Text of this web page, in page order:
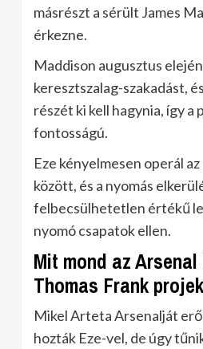
másrészt a sérült James
érkezne.
Maddison augusztus
keresztszalag-szakadást,
részét ki kell hagynia, így a
fontosságú.
Eze kényelmesen operál
között, és a nyomás
felbecsülhetetlen értékű
nyomó csapatok ellen.
Mit mond az
Thomas Frank
Mikel Arteta Arsenalját
hozták Eze-vel, de úgy